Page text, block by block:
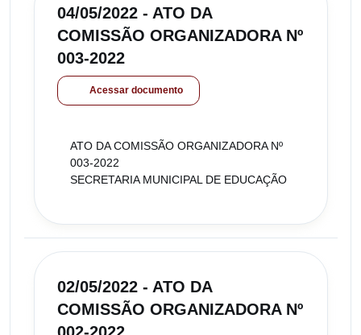
04/05/2022 - ATO DA
COMISSÃO ORGANIZADORA Nº
003-2022
Acessar documento
ATO DA COMISSÃO ORGANIZADORA Nº
003-2022
SECRETARIA MUNICIPAL DE EDUCAÇÃO
02/05/2022 - ATO DA
COMISSÃO ORGANIZADORA Nº
002-2022